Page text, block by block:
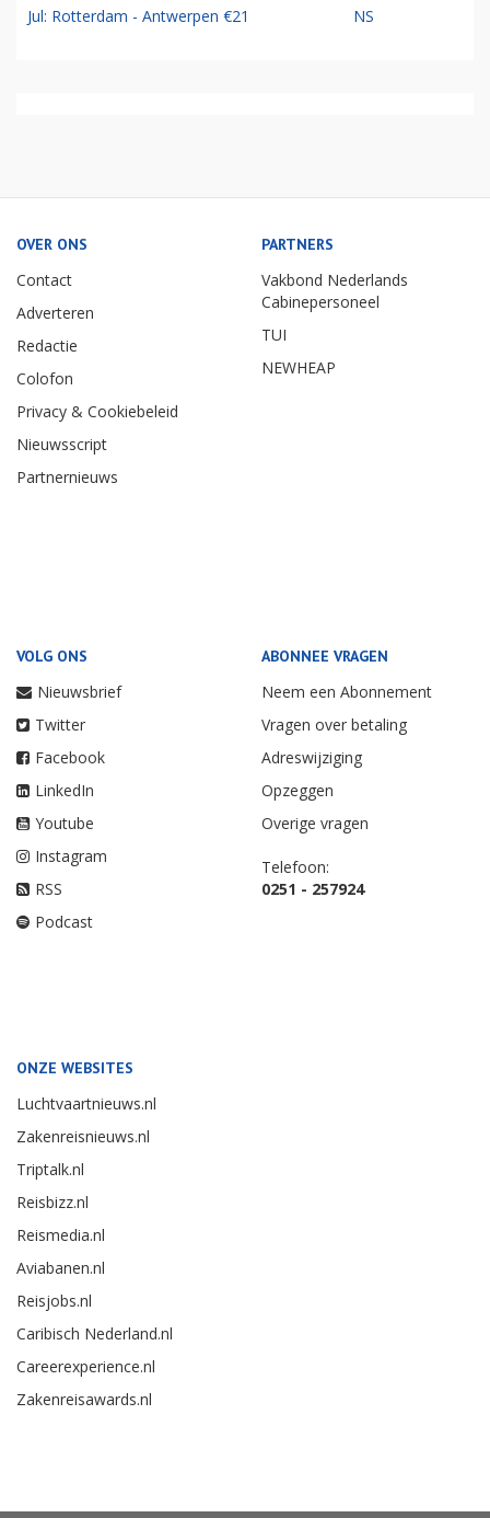
Jul: Rotterdam - Antwerpen €21 NS
OVER ONS
Contact
Adverteren
Redactie
Colofon
Privacy & Cookiebeleid
Nieuwsscript
Partnernieuws
PARTNERS
Vakbond Nederlands
Cabinepersoneel
TUI
NEWHEAP
VOLG ONS
Nieuwsbrief
Twitter
Facebook
LinkedIn
Youtube
Instagram
RSS
Podcast
ABONNEE VRAGEN
Neem een Abonnement
Vragen over betaling
Adreswijziging
Opzeggen
Overige vragen
Telefoon:
0251 - 257924
ONZE WEBSITES
Luchtvaartnieuws.nl
Zakenreisnieuws.nl
Triptalk.nl
Reisbizz.nl
Reismedia.nl
Aviabanen.nl
Reisjobs.nl
Caribisch Nederland.nl
Careerexperience.nl
Zakenreisawards.nl